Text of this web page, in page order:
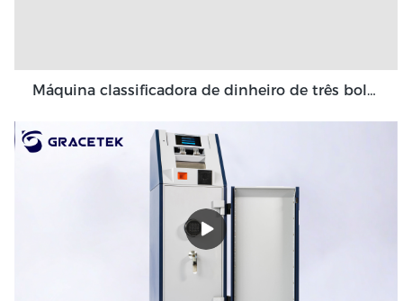
Máquina classificadora de dinheiro de três bolsos Grace 3+1 bolso Grace GT-31